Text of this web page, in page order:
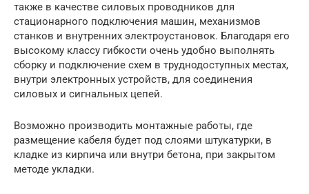
также в качестве силовых проводников для
стационарного подключения машин, механизмов
станков и внутренних электроустановок. Благодаря его
высокому классу гибкости очень удобно выполнять
сборку и подключение схем в труднодоступных местах,
внутри электронных устройств, для соединения
силовых и сигнальных цепей.
Возможно производить монтажные работы, где
размещение кабеля будет под слоями штукатурки, в
кладке из кирпича или внутри бетона, при закрытом
методе укладки.